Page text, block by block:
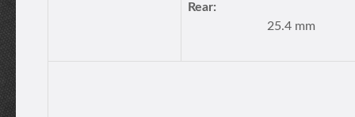
Rear:
25.4 mm